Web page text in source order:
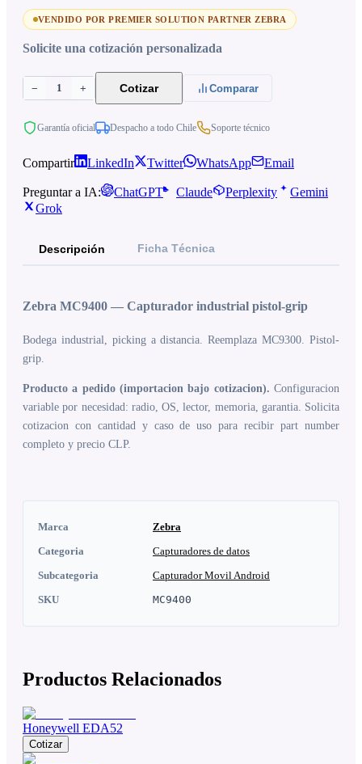
VENDIDO POR PREMIER SOLUTION PARTNER ZEBRA
Solicite una cotización personalizada
− 1 + Cotizar Comparar
Garantía oficial Despacho a todo Chile Soporte técnico
Compartir LinkedIn Twitter WhatsApp Email
Preguntar a IA: ChatGPT Claude Perplexity
Gemini
Grok
Descripción Ficha Técnica
Zebra MC9400 — Capturador industrial pistol-grip
Bodega industrial, picking a distancia. Reemplaza MC9300. Pistol-
grip.
Producto a pedido (importacion bajo cotizacion). Configuracion
variable por necesidad: radio, OS, lector, memoria, garantia. Solicita
cotizacion con cantidad y caso de uso para recibir part number
completo y precio CLP.
Marca
Zebra
Categoria
Capturadores de datos
Subcategoria
Capturador Movil Android
SKU
MC9400
Productos Relacionados
Honeywell EDA52
Cotizar